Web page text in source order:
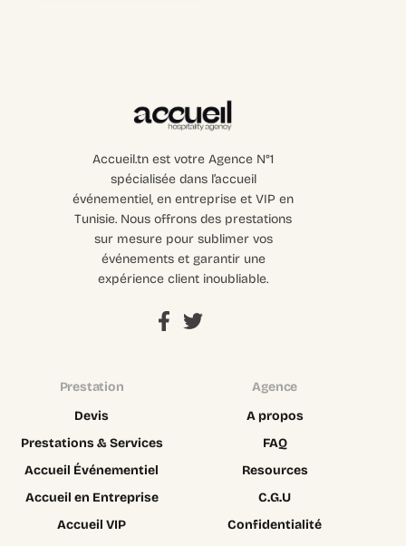
Accueil.tn est votre Agence N°1
spécialisée dans l’accueil
événementiel, en entreprise et VIP en
Tunisie. Nous offrons des prestations
sur mesure pour sublimer vos
événements et garantir une
expérience client inoubliable.
Prestation
Devis
Prestations & Services
Accueil Événementiel
Accueil en Entreprise
Accueil VIP
Agence
A propos
FAQ
Resources
C.G.U
Confidentialité